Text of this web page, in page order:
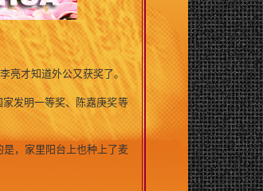
亮才知道外公又获奖了。
发明一等奖、陈嘉庚奖等
，家里阳台上也种上了麦